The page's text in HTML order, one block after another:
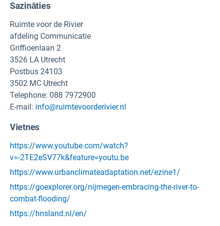
Sazināties
Ruimte voor de Rivier
afdeling Communicatie
Griffioenlaan 2
3526 LA Utrecht
Postbus 24103
3502 MC Utrecht
Telephone: 088 7972900
E-mail: info@ruimtevoorderivier.nl
Vietnes
https://www.youtube.com/watch?
v=-2TE2eSV77k&feature=youtu.be
https://www.urbanclimateadaptation.net/ezine1/
https://goexplorer.org/nijmegen-embracing-the-river-to-
combat-flooding/
https://hnsland.nl/en/